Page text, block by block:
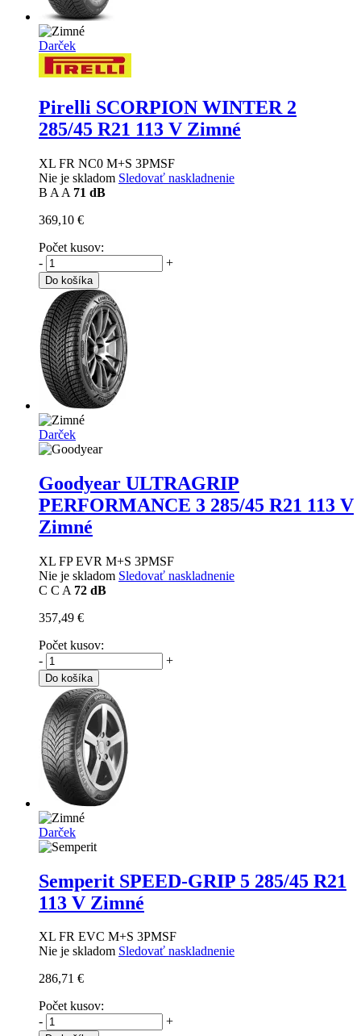
Darček
Pirelli SCORPION WINTER 2
285/45 R21 113 V Zimné
XL FR NC0 M+S 3PMSF
Nie je skladom Sledovať naskladnenie
B A A 71 dB
369,10 €
Počet kusov:
-
+
Do košíka
Darček
Goodyear ULTRAGRIP
PERFORMANCE 3 285/45 R21 113 V
Zimné
XL FP EVR M+S 3PMSF
Nie je skladom Sledovať naskladnenie
C C A 72 dB
357,49 €
Počet kusov:
-
+
Do košíka
Darček
Semperit SPEED-GRIP 5 285/45 R21
113 V Zimné
XL FR EVC M+S 3PMSF
Nie je skladom Sledovať naskladnenie
286,71 €
Počet kusov:
-
+